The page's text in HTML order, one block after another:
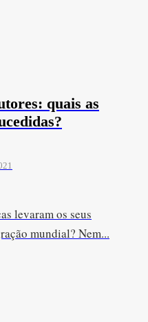
quais as
levaram os seus
mundial? Nem...